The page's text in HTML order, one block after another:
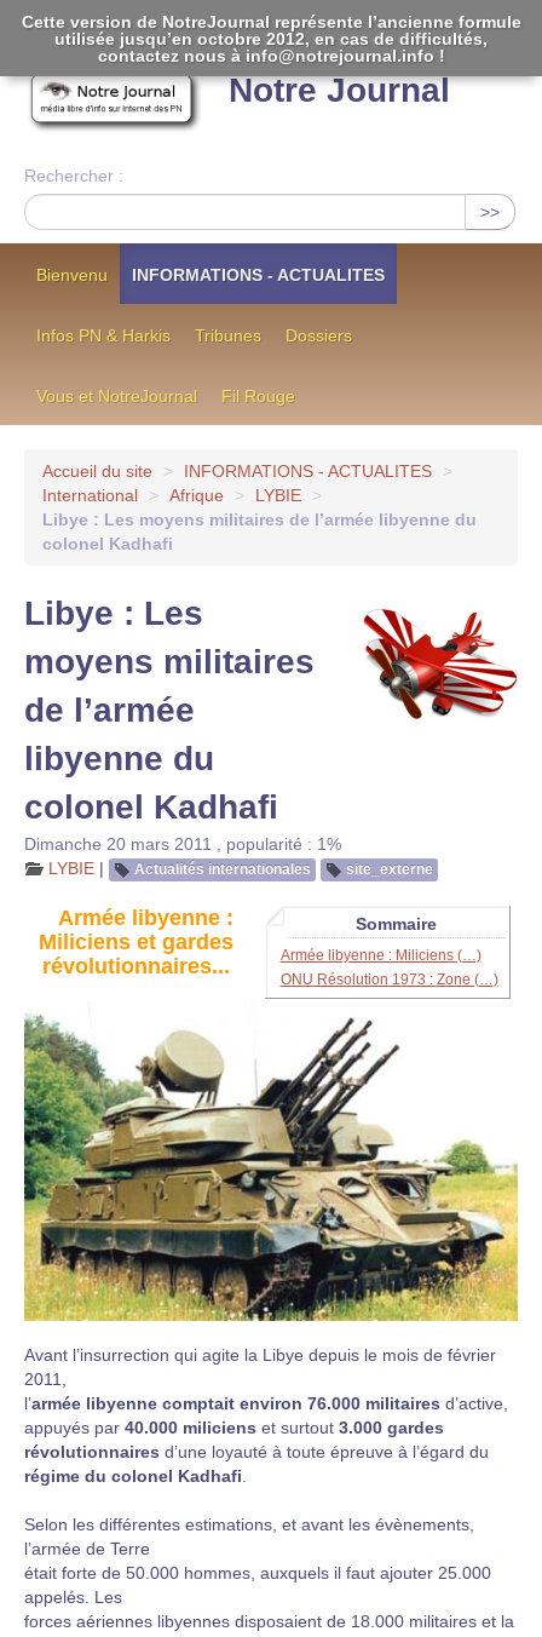
Notre Journal
Rechercher :
>>
Bienvenu INFORMATIONS - ACTUALITES
Infos PN & Harkis Tribunes Dossiers
Vous et NotreJournal Fil Rouge
Accueil du site > INFORMATIONS - ACTUALITES
>
International
> Afrique > LYBIE
>
Libye : Les moyens militaires de l’armée libyenne du
colonel Kadhafi
Libye : Les
moyens militaires
de l’armée
libyenne du
colonel Kadhafi
Dimanche 20 mars 2011
popularité : 1%
LYBIE | Actualités internationales site_externe
Sommaire
Armée libyenne : Miliciens (…)
ONU Résolution 1973 : Zone (…)
Armée libyenne :
Miliciens et gardes
révolutionnaires...
Avant l’insurrection qui agite la Libye depuis le mois de février
2011,
l’armée libyenne comptait environ 76.000 militaires d’active,
appuyés par 40.000 miliciens et surtout 3.000 gardes
révolutionnaires d’une loyauté à toute épreuve à l’égard du
régime du colonel Kadhafi
Selon les différentes estimations, et avant les évènements,
l’armée de Terre
était forte de 50.000 hommes, auxquels il faut ajouter 25.000
appelés. Les
forces aériennes libyennes disposaient de 18.000 militaires et la
Cette version de NotreJournal représente l’ancienne formule
utilisée jusqu’en octobre 2012, en cas de difficultés,
contactez nous à info@notrejournal.info !